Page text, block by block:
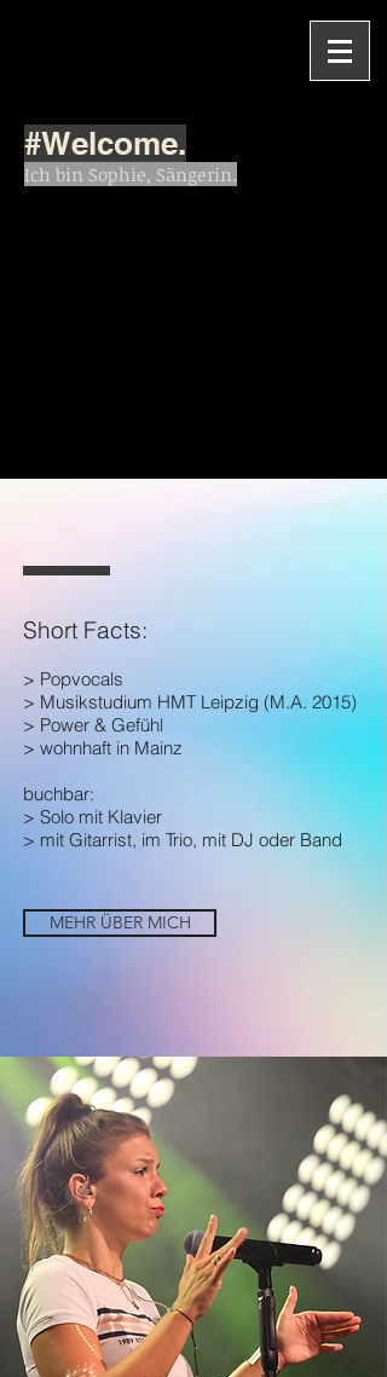
#Welcome.
Ich bin Sophie, Sängerin.
Short Facts:
> Popvocals
> Musikstudium HMT Leipzig (M.A. 2015)
> Power & Gefühl
> wohnhaft in Mainz
buchbar:
> Solo mit Klavier
> mit Gitarrist, im Trio, mit DJ oder Band
MEHR ÜBER MICH